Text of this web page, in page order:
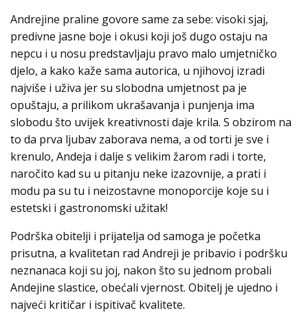
Andrejine praline govore same za sebe: visoki sjaj,
predivne jasne boje i okusi koji još dugo ostaju na
nepcu i u nosu predstavljaju pravo malo umjetničko
djelo, a kako kaže sama autorica, u njihovoj izradi
najviše i uživa jer su slobodna umjetnost pa je
opuštaju, a prilikom ukrašavanja i punjenja ima
slobodu što uvijek kreativnosti daje krila. S obzirom na
to da prva ljubav zaborava nema, a od torti je sve i
krenulo, Andeja i dalje s velikim žarom radi i torte,
naročito kad su u pitanju neke izazovnije, a prati i
modu pa su tu i neizostavne monoporcije koje su i
estetski i gastronomski užitak!
Podrška obitelji i prijatelja od samoga je početka
prisutna, a kvalitetan rad Andreji je pribavio i podršku
neznanaca koji su joj, nakon što su jednom probali
Andejine slastice, obećali vjernost. Obitelj je ujedno i
najveći kritičar i ispitivač kvalitete.